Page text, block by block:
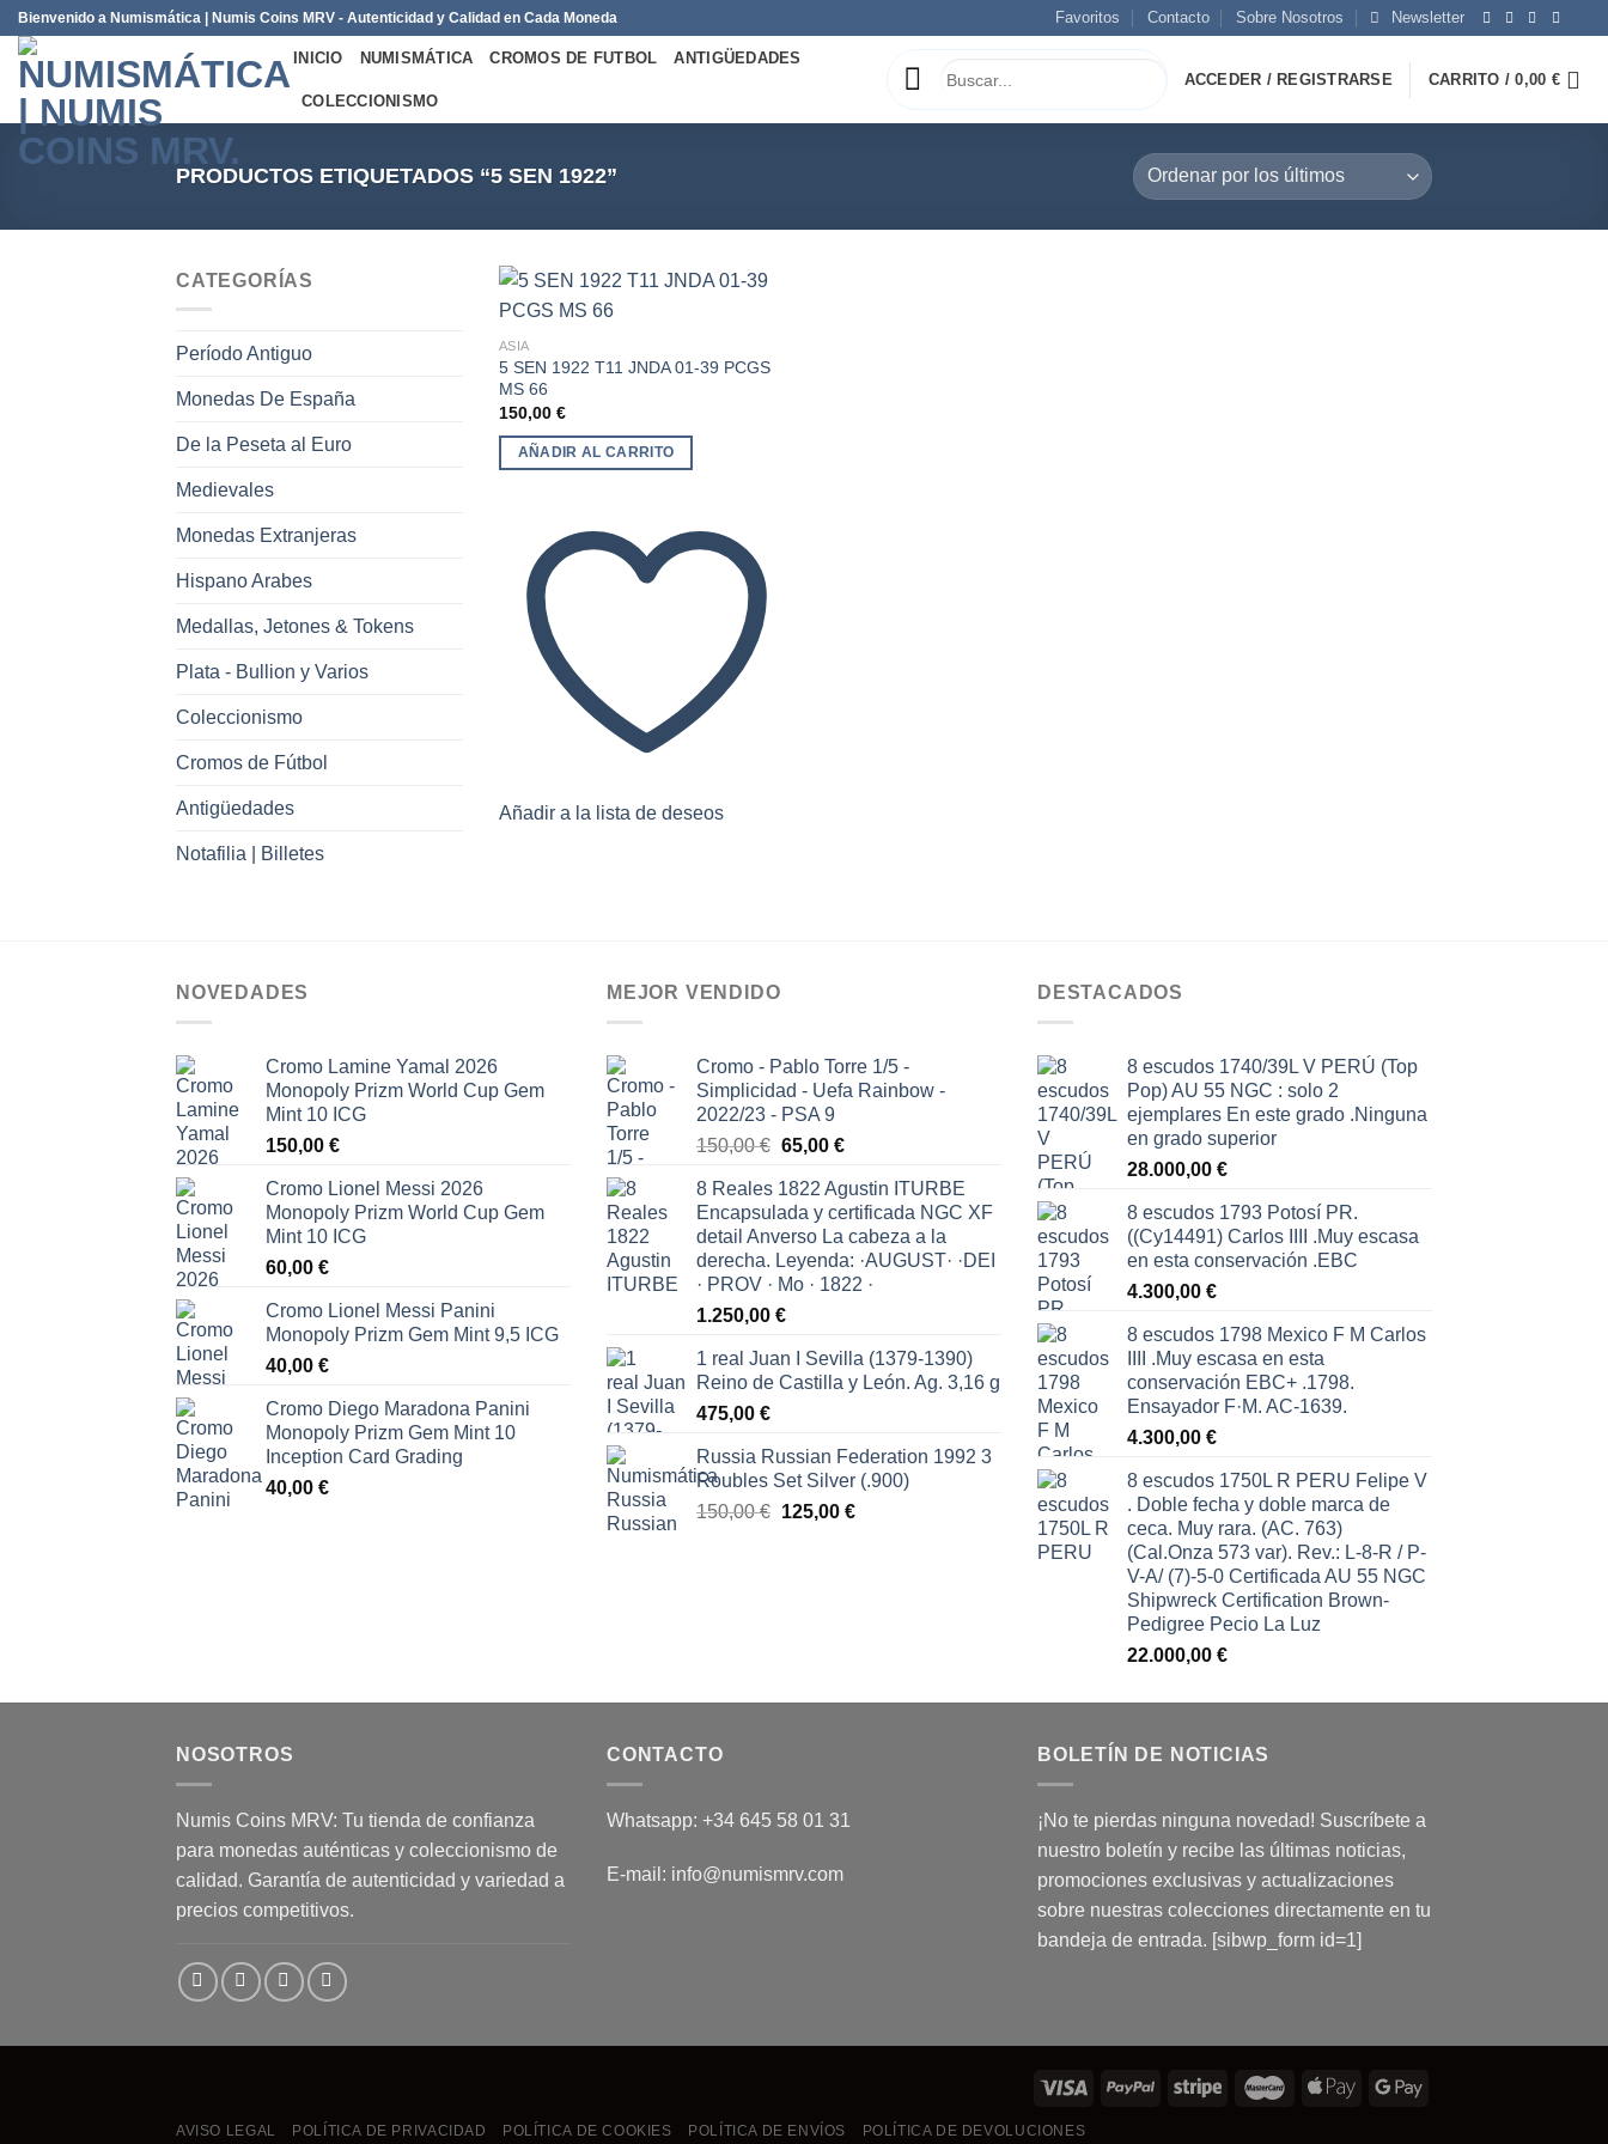
Saltar
contenido
Bienvenido a Numismática | Numis Coins MRV - Autenticidad y Calidad en Cada Moneda Favoritos Contacto Sobre Nosotros Newsletter
INICIO NUMISMÁTICA CROMOS DE FUTBOL ANTIGÜEDADES
COLECCIONISMO
ACCEDER / REGISTRARSE CARRITO /0,00 €
PRODUCTOS ETIQUETADOS “5 SEN 1922”
CATEGORÍAS
Período Antiguo
Monedas De España
De la Peseta al Euro
Medievales
Monedas Extranjeras
Hispano Arabes
Medallas, Jetones & Tokens
Plata - Bullion y Varios
Coleccionismo
Cromos de Fútbol
Antigüedades
Notafilia | Billetes
ASIA
5 SEN 1922 T11 JNDA 01-39 PCGS
MS 66
150,00 €
AÑADIR AL CARRITO
Añadir a la lista de deseos
NOVEDADES
Cromo Lamine Yamal 2026
Monopoly Prizm World Cup Gem
Mint 10 ICG
150,00 €
Cromo Lionel Messi 2026
Monopoly Prizm World Cup Gem
Mint 10 ICG
60,00 €
Cromo Lionel Messi Panini
Monopoly Prizm Gem Mint 9,5 ICG
40,00 €
Cromo Diego Maradona Panini
Monopoly Prizm Gem Mint 10
Inception Card Grading
40,00 €
MEJOR VENDIDO
Cromo - Pablo Torre 1/5 -
Simplicidad - Uefa Rainbow -
2022/23 - PSA 9
150,00€ El
original
era:
150,00 €.
65,00 €El
actual
es:
65,00 €.
8 Reales 1822 Agustin ITURBE
Encapsulada y certificada NGC XF
detail Anverso La cabeza a la
derecha. Leyenda: ·AUGUST· ·DEI
· PROV · Mo · 1822 ·
1.250,00 €
1 real Juan I Sevilla (1379-1390)
Reino de Castilla y León. Ag. 3,16 g
475,00 €
Russia Russian Federation 1992 3
Roubles Set Silver (.900)
150,00€ El
125,00 €El
DESTACADOS
8 escudos 1740/39L V PERÚ (Top
Pop) AU 55 NGC : solo 2
ejemplares En este grado .Ninguna
en grado superior
28.000,00 €
8 escudos 1793 Potosí PR.
((Cy14491) Carlos IIII .Muy escasa
en esta conservación .EBC
4.300,00 €
8 escudos 1798 Mexico F M Carlos
IIII .Muy escasa en esta
conservación EBC+ .1798.
Ensayador F·M. AC-1639.
4.300,00 €
8 escudos 1750L R PERU Felipe V
. Doble fecha y doble marca de
ceca. Muy rara. (AC. 763)
(Cal.Onza 573 var). Rev.: L-8-R / P-
V-A/ (7)-5-0 Certificada AU 55 NGC
Shipwreck Certification Brown-
Pedigree Pecio La Luz
22.000,00 €
NOSOTROS
Numis Coins MRV: Tu tienda de confianza
para monedas auténticas y coleccionismo de
calidad. Garantía de autenticidad y variedad a
precios competitivos.
CONTACTO
Whatsapp: +34 645 58 01 31
E-mail: info@numismrv.com
BOLETÍN DE NOTICIAS
¡No te pierdas ninguna novedad! Suscríbete a
nuestro boletín y recibe las últimas noticias,
promociones exclusivas y actualizaciones
sobre nuestras colecciones directamente en tu
bandeja de entrada. [sibwp_form id=1]
AVISO LEGAL POLÍTICA DE PRIVACIDAD POLÍTICA DE COOKIES POLÍTICA DE ENVÍOS POLÍTICA DE DEVOLUCIONES